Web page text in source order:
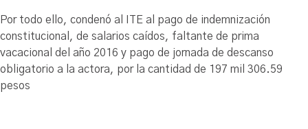
Por todo ello, condenó al ITE al pago de indemnización
constitucional, de salarios caídos, faltante de prima
vacacional del año 2016 y pago de jornada de descanso
obligatorio a la actora, por la cantidad de 197 mil 306.59
pesos